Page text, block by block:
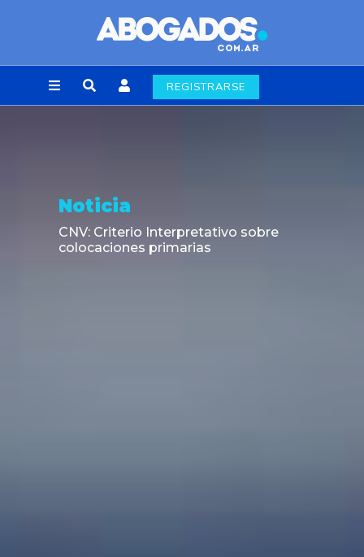
REGISTRARSE
Noticia
CNV: Criterio Interpretativo sobre
colocaciones primarias